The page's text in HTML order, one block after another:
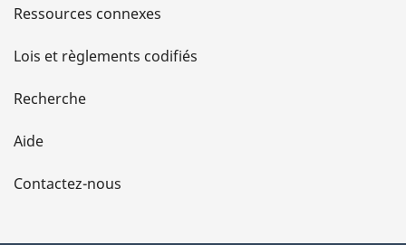
s
d
e
l
Ressources connexes
Lois et règlements codifiés
Recherche
Aide
Contactez-nous